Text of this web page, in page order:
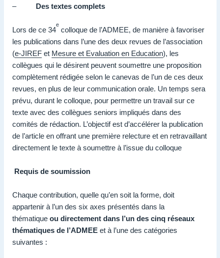
– Des textes complets
Lors de ce 34
e
colloque de l’ADMEE, de manière à favoriser
les publications dans l’une des deux revues de l’association
(e-JIREF et Mesure et Evaluation en Education), les
collègues qui le désirent peuvent soumettre une proposition
complètement rédigée selon le canevas de l’un de ces deux
revues, en plus de leur communication orale. Un temps sera
prévu, durant le colloque, pour permettre un travail sur ce
texte avec des collègues seniors impliqués dans des
comités de rédaction. L’objectif est d’accélérer la publication
de l’article en offrant une première relecture et en retravaillant
directement le texte à soumettre à l’issue du colloque
Requis de soumission
Chaque contribution, quelle qu’en soit la forme, doit
appartenir à l’un des six axes présentés dans la
thématique ou directement dans l’un des cinq réseaux
thématiques de l’ADMEE et à l’une des catégories
suivantes :